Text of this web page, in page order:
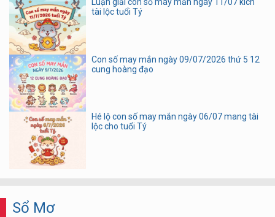
tài lộc tuổi Tý
Con số may mắn ngày 09/07/2026 thứ 5 12
cung hoàng đạo
Hé lộ con số may mắn ngày 06/07 mang tài
lộc cho tuổi Tý
Sổ Mơ